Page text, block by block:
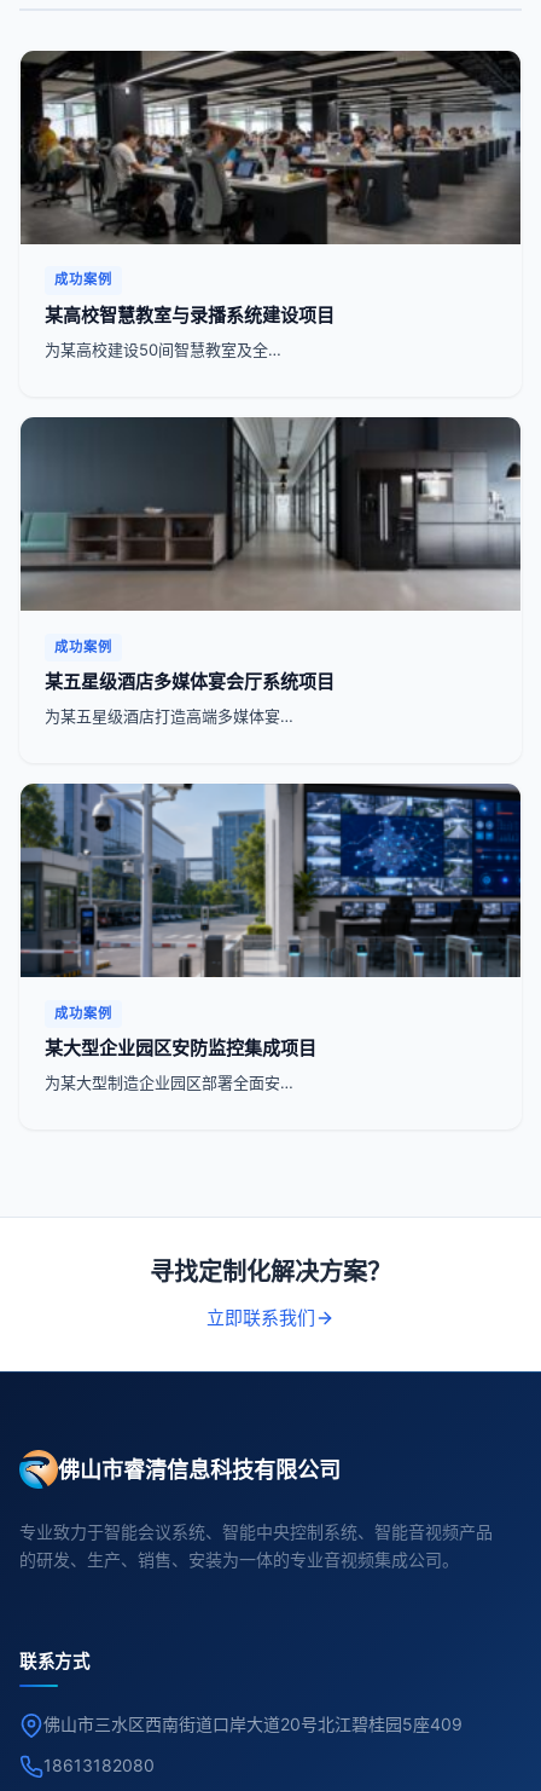
成功案例
某高校智慧教室与录播系统建设项目
为某高校建设50间智慧教室及全…
成功案例
某五星级酒店多媒体宴会厅系统项目
为某五星级酒店打造高端多媒体宴…
成功案例
某大型企业园区安防监控集成项目
为某大型制造企业园区部署全面安…
寻找定制化解决方案？
立即联系我们
佛山市睿清信息科技有限公司
专业致力于智能会议系统、智能中央控制系统、智能音视频产品
的研发、生产、销售、安装为一体的专业音视频集成公司。
联系方式
佛山市三水区西南街道口岸大道20号北江碧桂园5座409
18613182080